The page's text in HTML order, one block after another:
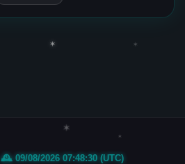
✶ ✶
✶
✶
🕰️ 09/08/2026 07:48:30 (UTC)